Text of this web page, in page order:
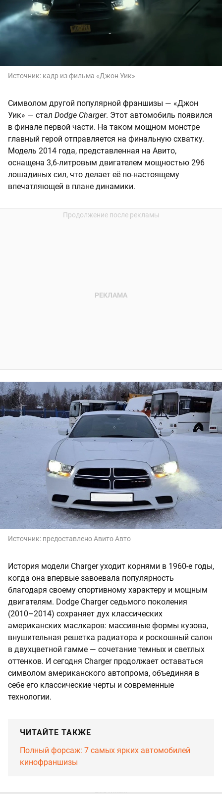
Источник: кадр из фильма «Джон Уик»
Символом другой популярной франшизы — «Джон
Уик» — стал Dodge Charger. Этот автомобиль появился
в финале первой части. На таком мощном монстре
главный герой отправляется на финальную схватку.
Модель 2014 года, представленная на Авито,
оснащена 3,6-литровым двигателем мощностью 296
лошадиных сил, что делает её по-настоящему
впечатляющей в плане динамики.
Источник: предоставлено Авито Авто
История модели Charger уходит корнями в 1960-е годы,
когда она впервые завоевала популярность
благодаря своему спортивному характеру и мощным
двигателям. Dodge Charger седьмого поколения
(2010–2014) сохраняет дух классических
американских маслкаров: массивные формы кузова,
внушительная решетка радиатора и роскошный салон
в двухцветной гамме — сочетание темных и светлых
оттенков. И сегодня Charger продолжает оставаться
символом американского автопрома, объединяя в
себе его классические черты и современные
технологии.
ЧИТАЙТЕ ТАКЖЕ
Полный форсаж: 7 самых ярких автомобилей
кинофраншизы